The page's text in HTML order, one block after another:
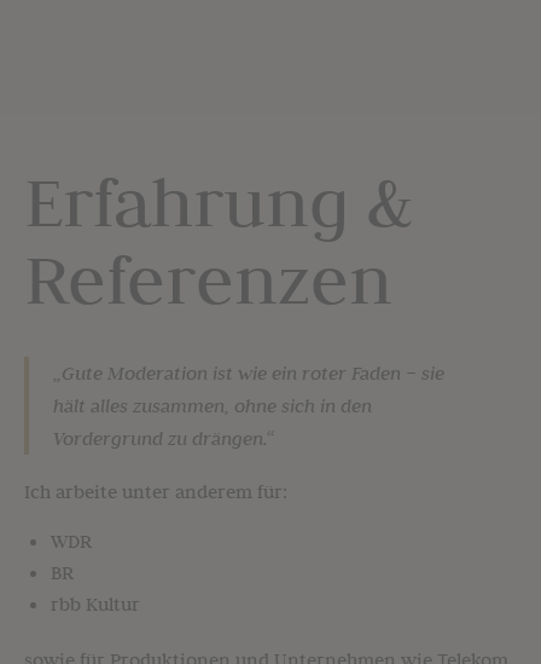
Erfahrung &
Referenzen
„Gute Moderation ist wie ein roter Faden – sie
hält alles zusammen, ohne sich in den
Vordergrund zu drängen.“
Ich arbeite unter anderem für:
WDR
BR
rbb Kultur
sowie für Produktionen und Unternehmen wie Telekom